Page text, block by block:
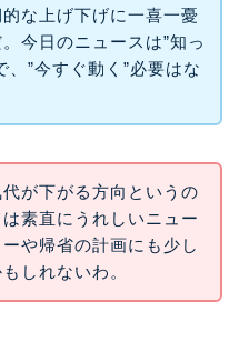
な上げ下げに一喜一憂
今日のニュースは”知っ
、”今すぐ動く”必要はな
が下がる方向というの
素直にうれしいニュー
や帰省の計画にも少し
しれないわ。